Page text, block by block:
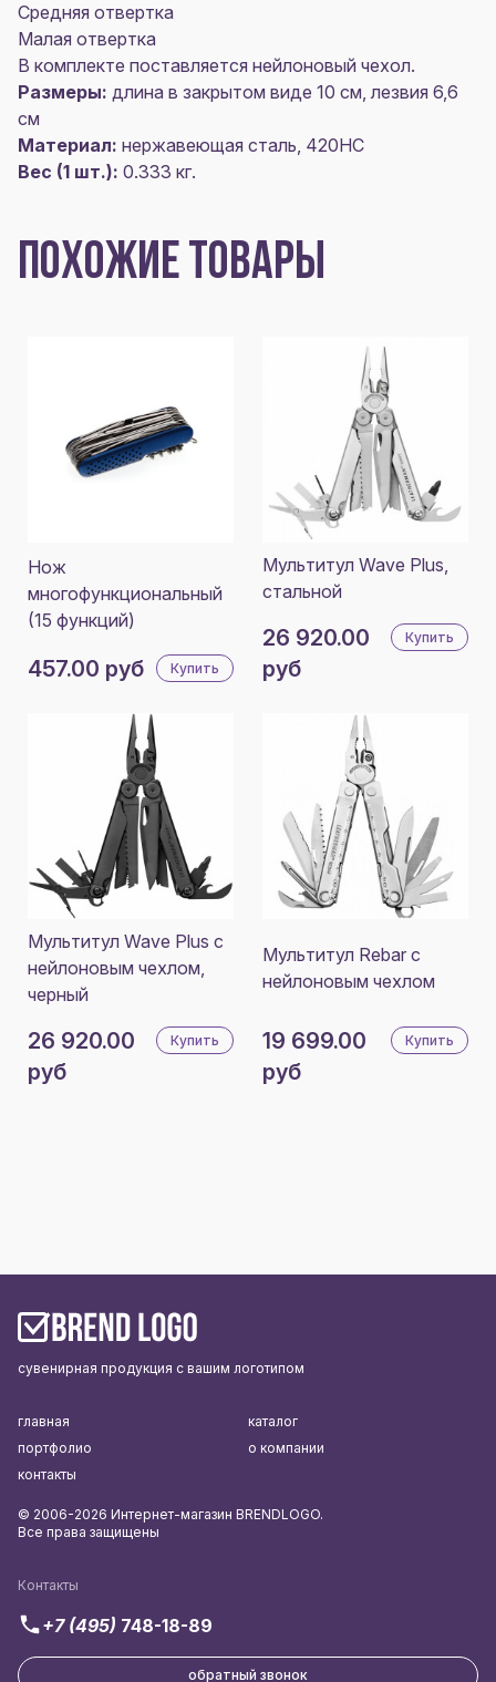
Средняя отвертка
Малая отвертка
В комплекте поставляется нейлоновый чехол.
Размеры: длина в закрытом виде 10 см, лезвия 6,6
см
Материал: нержавеющая сталь, 420HC
Вес (1 шт.): 0.333 кг.
ПОХОЖИЕ ТОВАРЫ
Нож
многофункциональный
(15 функций)
457.00 руб Купить
Мультитул Wave Plus,
стальной
26 920.00
руб
Купить
Мультитул Wave Plus с
нейлоновым чехлом,
черный
26 920.00
руб
Купить
Мультитул Rebar с
нейлоновым чехлом
19 699.00
руб
Купить
сувенирная продукция с вашим логотипом
Контакты
+7 (495) 748-18-89
обратный звонок
главная
каталог
портфолио
о компании
контакты
© 2006-2026 Интернет-магазин BRENDLOGO.
Все права защищены